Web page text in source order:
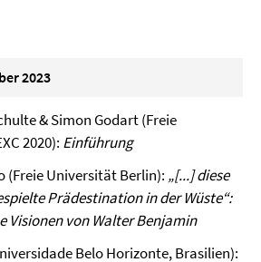
2023
& Simon Godart (Freie
2020): Einführung
(Freie Universität Berlin): „[...] diese
Prädestination in der Wüste“:
Visionen von Walter Benjamin
Belo Horizonte, Brasilien):